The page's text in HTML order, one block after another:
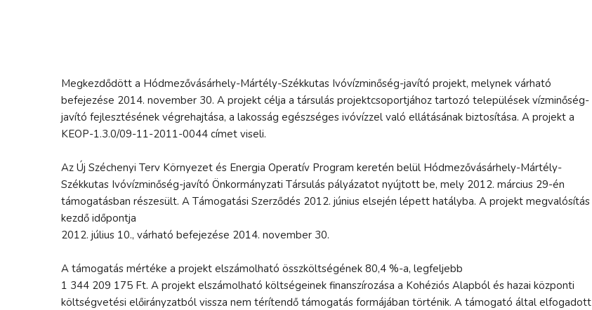
Megkezdődött a Hódmezővásárhely-Mártély-Székkutas Ivóvízminőség-javító projekt, melynek várható
befejezése 2014. november 30. A projekt célja a társulás projektcsoportjához tartozó települések vízminőség-
javító fejlesztésének végrehajtása, a lakosság egészséges ivóvízzel való ellátásának biztosítása. A projekt a
KEOP-1.3.0/09-11-2011-0044 címet viseli.
Az Új Széchenyi Terv Környezet és Energia Operatív Program keretén belül Hódmezővásárhely-Mártély-
Székkutas Ivóvízminőség-javító Önkormányzati Társulás pályázatot nyújtott be, mely 2012. március 29-én
támogatásban részesült. A Támogatási Szerződés 2012. június elsején lépett hatályba. A projekt megvalósítás
kezdő időpontja
2012. július 10., várható befejezése 2014. november 30.
A támogatás mértéke a projekt elszámolható összköltségének 80,4 %-a, legfeljebb
1 344 209 175 Ft. A projekt elszámolható költségeinek finanszírozása a Kohéziós Alapból és hazai központi
költségvetési előirányzatból vissza nem térítendő támogatás formájában történik. A támogató által elfogadott